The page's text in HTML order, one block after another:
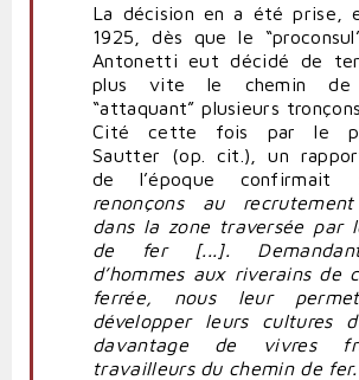
La décision en a été prise,
1925, dès que le
Antonetti eut décidé de
plus vite le chemin
“attaquant” plusieurs
Cité cette fois par le
Sautter (op. cit.), un
de l’époque
renonçons au
dans la zone traversée par
de fer [...].
d’hommes aux riverains de
ferrée, nous leur
développer leurs cultures
davantage de vivres
travailleurs du chemin de